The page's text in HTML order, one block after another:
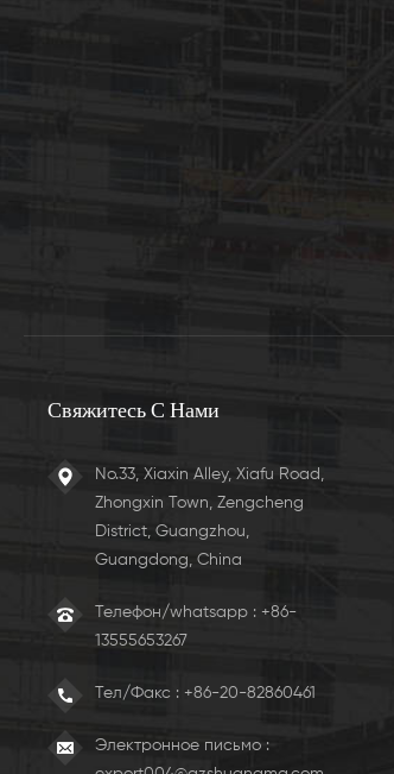
Свяжитесь С Нами
No.33, Xiaxin Alley, Xiafu Road,
Zhongxin Town, Zengcheng
District, Guangzhou,
Guangdong, China
Телефон/whatsapp : +86-
13555653267
Тел/Факс : +86-20-82860461
Электронное письмо :